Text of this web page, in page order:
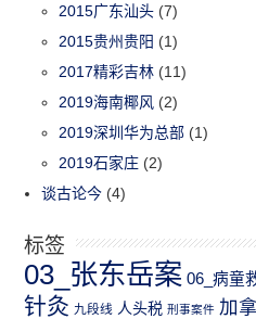
2015广东汕头 (7)
2015贵州贵阳 (1)
2017精彩吉林 (11)
2019海南椰风 (2)
2019深圳华为总部 (1)
2019石家庄 (2)
谈古论今 (4)
标签
03_张东岳案 06_病童
针灸 九段线 人头税 刑事案件 加